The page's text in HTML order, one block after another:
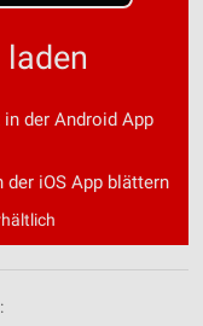
der Android App
iOS App blättern